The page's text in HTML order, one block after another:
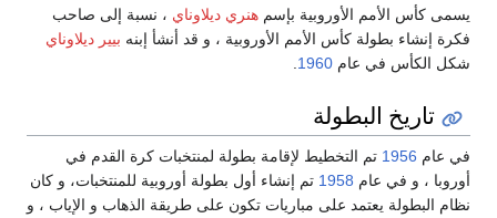
هنري ديلاوناي، نسبة إلى صاحب
، و قد أنشأ إبنه بيير ديلاوناي
بطولة لمنتخبات كرة القدم في
أول بطولة أوروبية للمنتخبات، و كان
تكون على طريقة الذهاب و الإياب ، و